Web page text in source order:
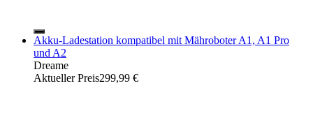
Akku-Ladestation kompatibel mit Mähroboter A1, A1 Pro
und A2
Dreame
Aktueller Preis299,99 €